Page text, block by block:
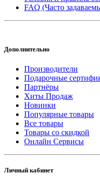
FAQ (Часто
Дополнительно
Производители
Подарочные
Партнёры
Хиты Продаж
Новинки
Популярные товары
Все товары
Товары со скидкой
Онлайн Сервисы
Личный кабинет